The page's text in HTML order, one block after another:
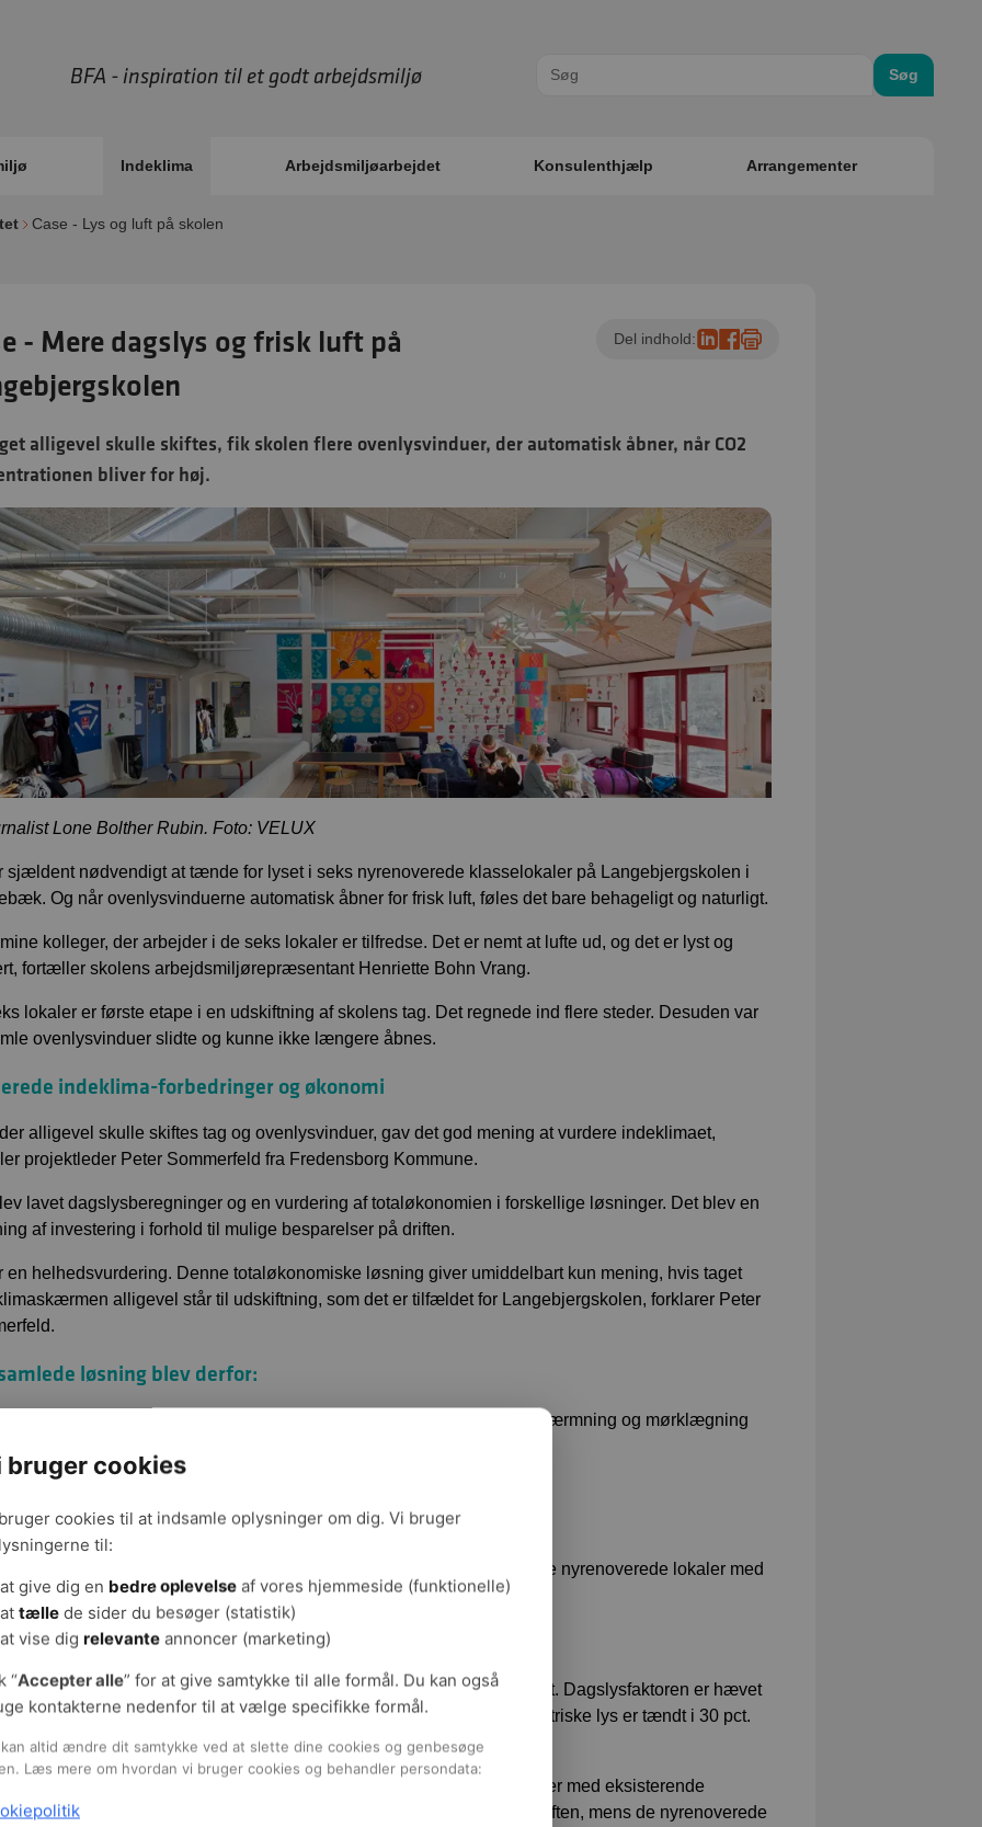
BFA - inspiration til et godt arbejdsmiljø Søg
Indeklima Arbejdsmiljøarbejdet Konsulenthjælp Arrangementer
Case - Lys og luft på skolen
- Mere dagslys og frisk luft på
Del indhold:
alligevel skulle skiftes, fik skolen flere ovenlysvinduer, der automatisk åbner, når CO2
bliver for høj.
Lone Bolther Rubin. Foto: VELUX
sjældent nødvendigt at tænde for lyset i seks nyrenoverede klasselokaler på Langebjergskolen i
Og når ovenlysvinduerne automatisk åbner for frisk luft, føles det bare behageligt og naturligt.
kolleger, der arbejder i de seks lokaler er tilfredse. Det er nemt at lufte ud, og det er lyst og
fortæller skolens arbejdsmiljørepræsentant Henriette Bohn Vrang.
lokaler er første etape i en udskiftning af skolens tag. Det regnede ind flere steder. Desuden var
ovenlysvinduer slidte og kunne ikke længere åbnes.
indeklima-forbedringer og økonomi
alligevel skulle skiftes tag og ovenlysvinduer, gav det god mening at vurdere indeklimaet,
projektleder Peter Sommerfeld fra Fredensborg Kommune.
lavet dagslysberegninger og en vurdering af totaløkonomien i forskellige løsninger. Det blev en
af investering i forhold til mulige besparelser på driften.
en helhedsvurdering. Denne totaløkonomiske løsning giver umiddelbart kun mening, hvis taget
alligevel står til udskiftning, som det er tilfældet for Langebjergskolen, forklarer Peter
løsning blev derfor:
flere nye ovenlysvinduer med automatisk styring og mulighed for solafskærmning og mørklægning
LED belysning med dagslysstyring
der har leveret vinduerne, har sammenlignet lys- og luftkvaliteten i de nyrenoverede lokaler med
der ikke er renoveret endnu.
dagslys og mindre CO2
ovenlysvinduer giver ikke overraskende en bedre fordeling af lyset. Dagslysfaktoren er hævet
gennemsnit på godt 3 pct. til over 4,5 pct. Det har resulteret i, at det elektriske lys er tændt i 30 pct.
tid.
ventilationsløsning har også vist sit værd. Ikke renoverede lokaler med eksisterende
udluftning ligger med en koncentration på 1600-2000 ppm CO2 i luften, mens de nyrenoverede
bruger cookies
cookies til at indsamle oplysninger om dig. Vi bruger
til:
at give dig en bedre oplevelse af vores hjemmeside (funktionelle)
at tælle de sider du besøger (statistik)
at vise dig relevante annoncer (marketing)
“Accepter alle” for at give samtykke til alle formål. Du kan også
kontakterne nedenfor til at vælge specifikke formål.
kan altid ændre dit samtykke ved at slette dine cookies og genbesøge
Læs mere om hvordan vi bruger cookies og behandler persondata: